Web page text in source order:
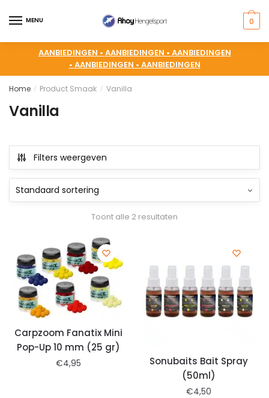
MENU 0
AANBIEDINGEN • AANBIEDINGEN • AANBIEDINGEN
• AANBIEDINGEN • AANBIEDINGEN
Home / Product Smaak / Vanilla
Vanilla
Filters weergeven
Toont alle 2 resultaten
Carpzoom Fanatix Mini
Pop-Up 10 mm (25 gr)
€4,95
Sonubaits Bait Spray
(50ml)
€4,50